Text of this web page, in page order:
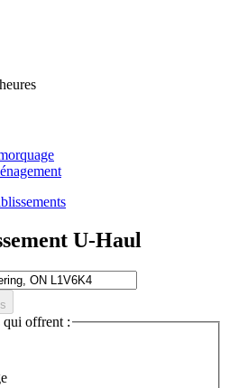
U-Haul
qui offrent :